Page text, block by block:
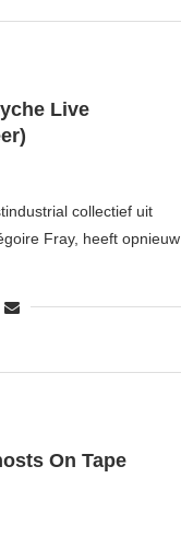
Live
collectief uit
Fray, heeft opnieuw
On Tape